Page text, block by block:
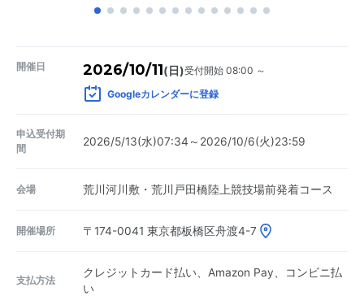
開催日 2026/10/11(日)受付開始 08:00 ～
Googleカレンダーに登録
申込受付期
間
2026/5/13(水)07:34～2026/10/6(火)23:59
会場 荒川河川敷・荒川戸田橋陸上競技場前発着コース
開催場所 〒174-0041 東京都板橋区舟渡4-7
支払方法
クレジットカード払い、Amazon Pay、コンビニ払
い